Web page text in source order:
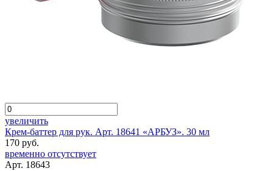
увеличить
Крем-баттер для рук. Арт. 18641 «АРБУЗ». 30 мл
170 руб.
временно отсутствует
Арт. 18643